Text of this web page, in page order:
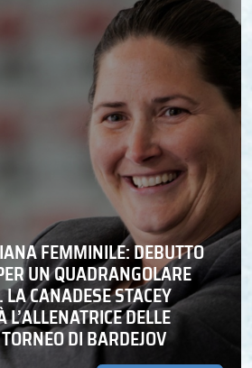
FEMMINILE: DEBUTTO
UN QUADRANGOLARE
CANADESE STACEY
DELLE
DI BARDEJOV